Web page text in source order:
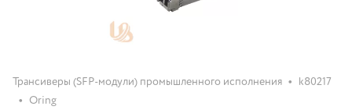
Трансиверы (SFP-модули) промышленного исполнения • k80217
• Oring